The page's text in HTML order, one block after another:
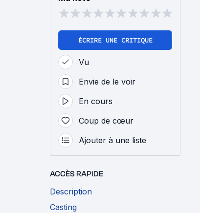
ÉCRIRE UNE CRITIQUE
Vu
Envie de le voir
En cours
Coup de cœur
Ajouter à une liste
ACCÈS RAPIDE
Description
Casting